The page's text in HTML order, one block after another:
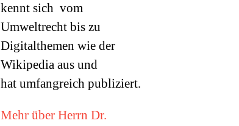
kennt sich vom
Umweltrecht bis zu
Digitalthemen wie der
Wikipedia aus und
hat umfangreich publiziert.
Mehr über Herrn Dr.